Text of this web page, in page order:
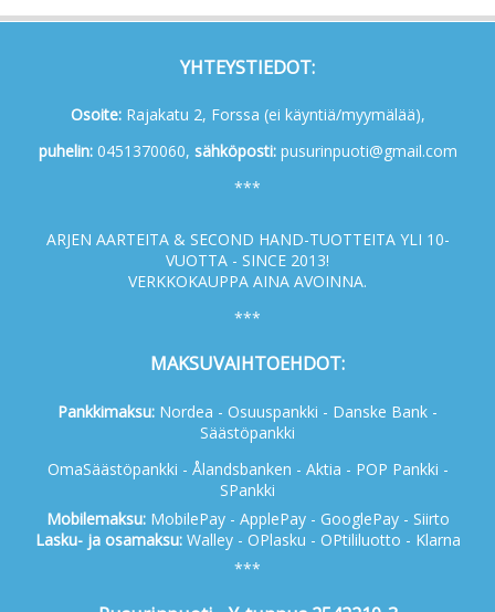
YHTEYSTIEDOT:
Osoite:Rajakatu 2, Forssa (ei käyntiä/myymälää),
puhelin:0451370060, sähköposti:pusurinpuoti@gmail.com
***
ARJEN AARTEITA & SECOND HAND-TUOTTEITA YLI 10-
VUOTTA - SINCE 2013!
VERKKOKAUPPA AINA AVOINNA.
***
MAKSUVAIHTOEHDOT:
Pankkimaksu: Nordea - Osuuspankki - Danske Bank -
Säästöpankki
OmaSäästöpankki - Ålandsbanken - Aktia - POP Pankki -
SPankki
Mobilemaksu:MobilePay - ApplePay - GooglePay - Siirto
Lasku- ja osamaksu:Walley - OPlasku - OPtililuotto - Klarna
***